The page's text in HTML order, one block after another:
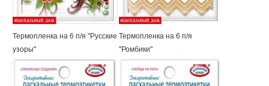
Термопленка на 6 п/я "Русские
узоры"
Термопленка на 6 п/я
"Ромбики"